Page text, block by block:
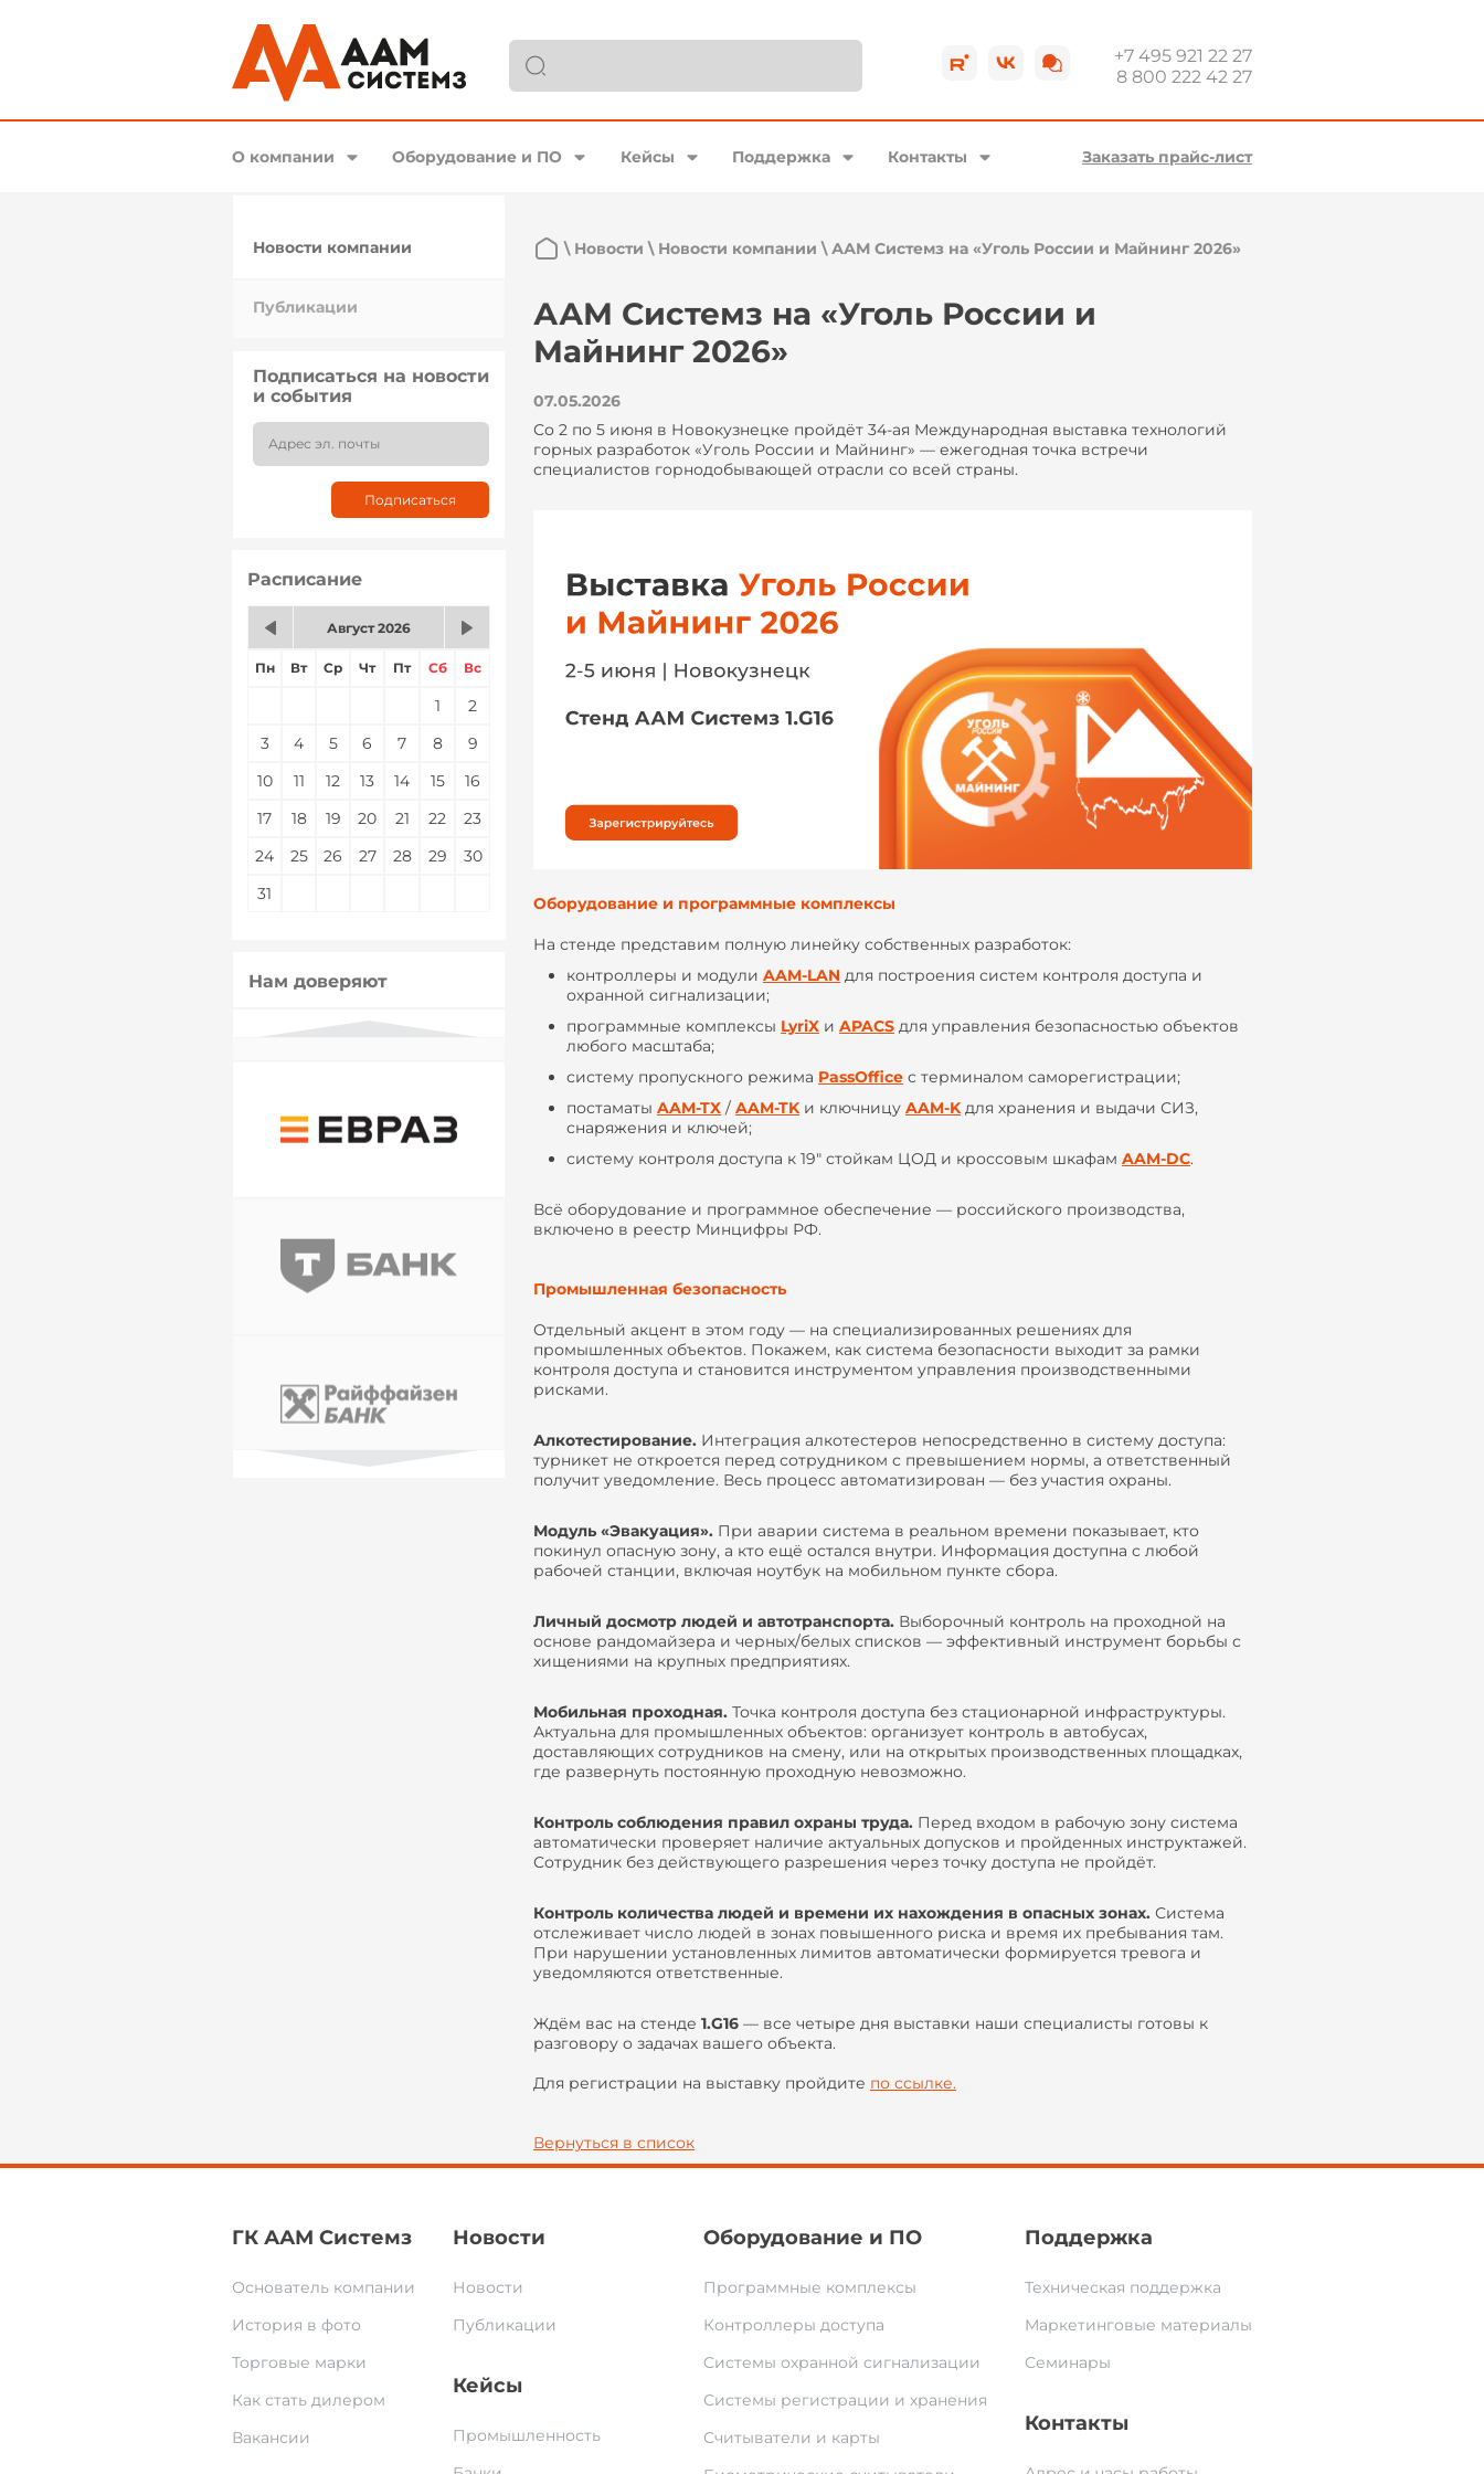
+7 495 921 22 27
8 800 222 42 27
О компании Оборудование и ПО Кейсы Поддержка Контакты Заказать прайс-лист
Новости компании
Публикации
Подписаться на новости
и события
Расписание
Август 2026
Пн Вт Ср Чт Пт Сб Вс
1
2
3
4 5 6 7 8
9
10
11 12 13 14 15
16
17
18 19 20 21 22
23
24
25 26 27 28 29
30
31
Нам доверяют
\ Новости \ Новости компании \ААМ Системз на «Уголь России и Майнинг 2026»
ААМ Системз на «Уголь России и
Майнинг 2026»
07.05.2026
Со 2 по 5 июня в Новокузнецке пройдёт 34-ая Международная выставка технологий
горных разработок «Уголь России и Майнинг» — ежегодная точка встречи
специалистов горнодобывающей отрасли со всей страны.
Оборудование и программные комплексы
На стенде представим полную линейку собственных разработок:
контроллеры и модули AAM-LAN для построения систем контроля доступа и
охранной сигнализации;
программные комплексы LyriX и APACS для управления безопасностью объектов
любого масштаба;
систему пропускного режима PassOffice с терминалом саморегистрации;
постаматы AAM-TX / AAM-TKи ключницу AAM-Kдля хранения и выдачи СИЗ,
снаряжения и ключей;
систему контроля доступа к 19" стойкам ЦОД и кроссовым шкафам AAM-DC.
Всё оборудование и программное обеспечение — российского производства,
включено в реестр Минцифры РФ.
Промышленная безопасность
Отдельный акцент в этом году — на специализированных решениях для
промышленных объектов. Покажем, как система безопасности выходит за рамки
контроля доступа и становится инструментом управления производственными
рисками.
Алкотестирование. Интеграция алкотестеров непосредственно в систему доступа:
турникет не откроется перед сотрудником с превышением нормы, а ответственный
получит уведомление. Весь процесс автоматизирован — без участия охраны.
Модуль «Эвакуация». При аварии система в реальном времени показывает, кто
покинул опасную зону, а кто ещё остался внутри. Информация доступна с любой
рабочей станции, включая ноутбук на мобильном пункте сбора.
Личный досмотр людей и автотранспорта. Выборочный контроль на проходной на
основе рандомайзера и черных/белых списков — эффективный инструмент борьбы с
хищениями на крупных предприятиях.
Мобильная проходная. Точка контроля доступа без стационарной инфраструктуры.
Актуальна для промышленных объектов: организует контроль в автобусах,
доставляющих сотрудников на смену, или на открытых производственных площадках,
где развернуть постоянную проходную невозможно.
Контроль соблюдения правил охраны труда. Перед входом в рабочую зону система
автоматически проверяет наличие актуальных допусков и пройденных инструктажей.
Сотрудник без действующего разрешения через точку доступа не пройдёт.
Контроль количества людей и времени их нахождения в опасных зонах. Система
отслеживает число людей в зонах повышенного риска и время их пребывания там.
При нарушении установленных лимитов автоматически формируется тревога и
уведомляются ответственные.
Ждём вас на стенде 1.G16 — все четыре дня выставки наши специалисты готовы к
разговору о задачах вашего объекта.
Для регистрации на выставку пройдите по ссылке.
Вернуться в список
ГК ААМ Системз
Основатель компании
История в фото
Торговые марки
Как стать дилером
Вакансии
Новости
Новости
Публикации
Кейсы
Промышленность
Оборудование и ПО
Программные комплексы
Контроллеры доступа
Системы охранной сигнализации
Системы регистрации и хранения
Считыватели и карты
Поддержка
Техническая поддержка
Маркетинговые материалы
Семинары
Контакты